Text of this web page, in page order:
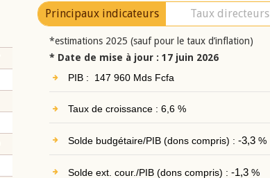
Principaux indicateurs Taux directeurs
*estimations 2025 (sauf pour le taux d’inflation)
* Date de mise à jour : 17 juin 2026
PIB : 147 960 Mds Fcfa
Taux de croissance : 6,6 %
Solde budgétaire/PIB (dons compris) : -3,3%
Solde ext. cour./PIB (dons compris) : -1,3%